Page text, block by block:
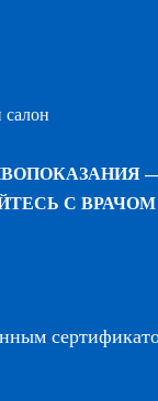
С ВРАЧОМ